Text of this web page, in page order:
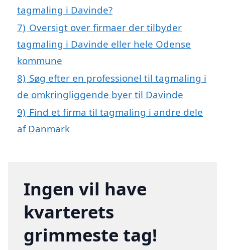
tagmaling i Davinde?
7) Oversigt over firmaer der tilbyder
tagmaling i Davinde eller hele Odense
kommune
8) Søg efter en professionel til tagmaling i
de omkringliggende byer til Davinde
9) Find et firma til tagmaling i andre dele
af Danmark
Ingen vil have
kvarterets
grimmeste tag!